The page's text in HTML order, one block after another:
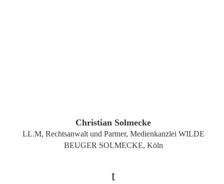
Christian Solmecke
LL.M, Rechtsanwalt und Partner, Medienkanzlei WILDE
BEUGER SOLMECKE, Köln
t